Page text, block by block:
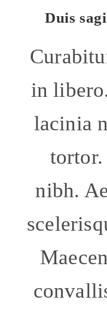
Duis
in
lacinia
tortor.
nibh.